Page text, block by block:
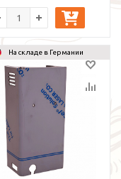
На складе в Германии